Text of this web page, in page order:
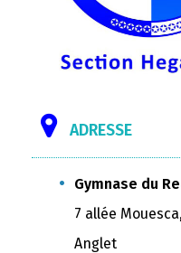
ADRESSE
Gymnase du
7 allée
Anglet